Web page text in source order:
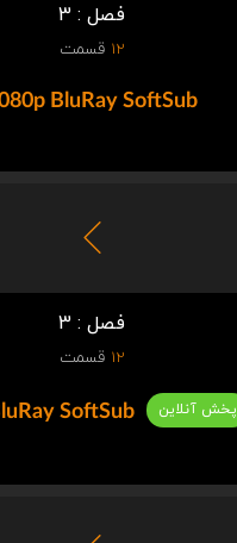
فصل : 3
12 قسمت
BluRay SoftSub
فصل : 3
12 قسمت
SoftSub پخش آنلاین